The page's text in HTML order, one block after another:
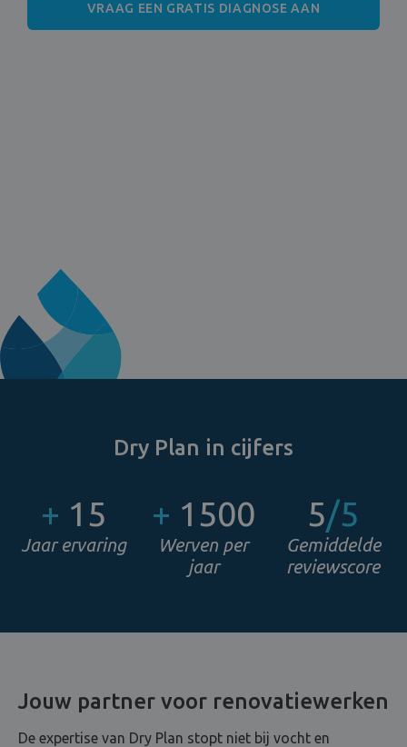
VRAAG EEN GRATIS DIAGNOSE AAN
Dry Plan in cijfers
+ 15
Jaar ervaring
+ 1500
Werven per
jaar
5/5
Gemiddelde
reviewscore
Jouw partner voor renovatiewerken
De expertise van Dry Plan stopt niet bij vocht en